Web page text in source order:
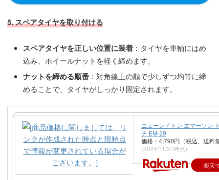
5. スペアタイヤを取り付ける
スペアタイヤを正しい位置に装着 ：タイヤを車軸にはめ
込み、ホイールナットを軽く締めます。
ナットを締める順番 ：対角線上の順で少しずつ均等に締
めることで、タイヤがしっかり固定されます。
ニューレイトン エマーソン
チ EM-29
価格：4,790円（税込、送料
(2024/11/27時点)
楽天